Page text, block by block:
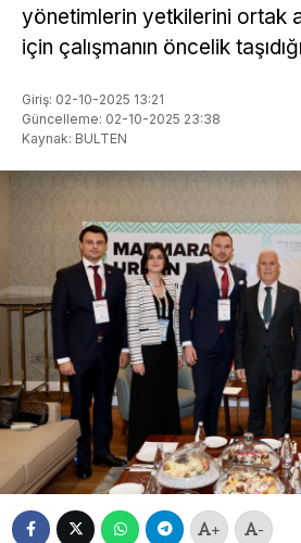
yönetimlerin yetkilerini ortak
için çalışmanın öncelik
Giriş: 02-10-2025 13:21
Güncelleme: 02-10-2025 23:38
Kaynak: BULTEN
+ -